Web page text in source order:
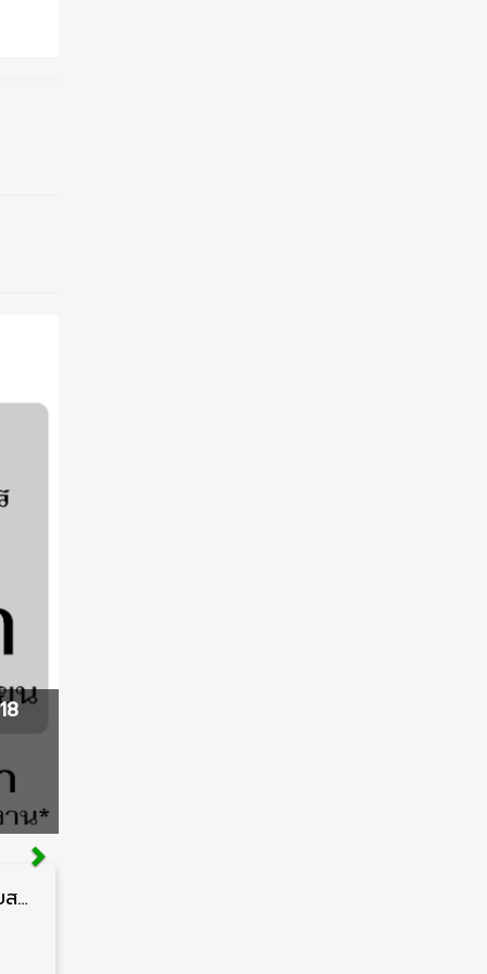
กรมควบคุมโรค รับสมัครสอบบรรจุเข้ารับราชการ วุฒิ ปวส./ป.ตรี 17 อัตรา รับสมัคร 17 สิงหาคม – 4 กันยายน